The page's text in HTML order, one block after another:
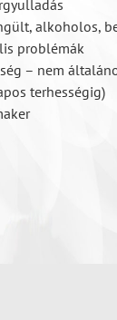
alkoholos,
problémák
– nem
terhességig)